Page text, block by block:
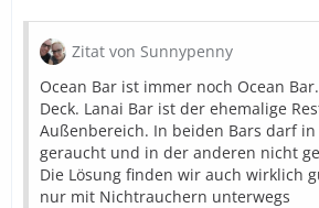
Zitat von Sunnypenny
Ocean Bar ist immer noch Ocean
Deck. Lanai Bar ist der ehemalige
Außenbereich. In beiden Bars darf
geraucht und in der anderen nicht
Die Lösung finden wir auch wirklich
nur mit Nichtrauchern unterwegs